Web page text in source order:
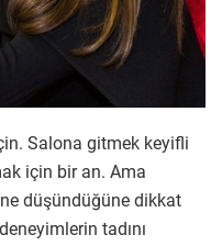
Salona gitmek keyifli
için bir an. Ama
düşündüğüne dikkat
tadını